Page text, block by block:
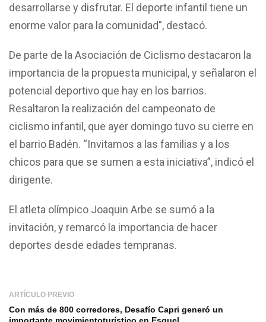
desarrollarse y disfrutar. El deporte infantil tiene un
enorme valor para la comunidad”, destacó.
De parte de la Asociación de Ciclismo destacaron la
importancia de la propuesta municipal, y señalaron el
potencial deportivo que hay en los barrios.
Resaltaron la realización del campeonato de
ciclismo infantil, que ayer domingo tuvo su cierre en
el barrio Badén. “Invitamos a las familias y a los
chicos para que se sumen a esta iniciativa”, indicó el
dirigente.
El atleta olímpico Joaquin Arbe se sumó a la
invitación, y remarcó la importancia de hacer
deportes desde edades tempranas.
ARTÍCULO PREVIO
Con más de 800 corredores, Desafío Capri generó un